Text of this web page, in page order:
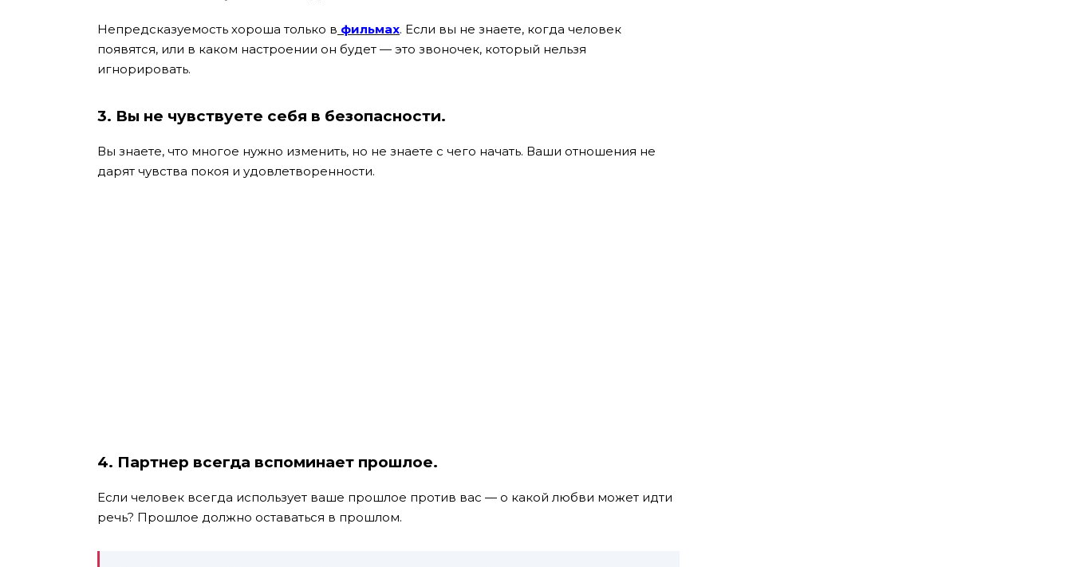
Непредсказуемость хороша только в фильмах. Если вы не знаете, когда человек
появятся, или в каком настроении он будет — это звоночек, который нельзя
игнорировать.
3. Вы не чувствуете себя в безопасности.
Вы знаете, что многое нужно изменить, но не знаете с чего начать. Ваши отношения не
дарят чувства покоя и удовлетворенности.
4. Партнер всегда вспоминает прошлое.
Если человек всегда использует ваше прошлое против вас — о какой любви может идти
речь? Прошлое должно оставаться в прошлом.